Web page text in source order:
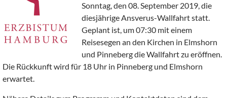
Sonntag, den 08. September 2019, die
diesjährige Ansverus-Wallfahrt statt.
Geplant ist, um 07:30 mit einem
Reisesegen an den Kirchen in Elmshorn
und Pinneberg die Wallfahrt zu eröffnen.
Die Rückkunft wird für 18 Uhr in Pinneberg und Elmshorn
erwartet.